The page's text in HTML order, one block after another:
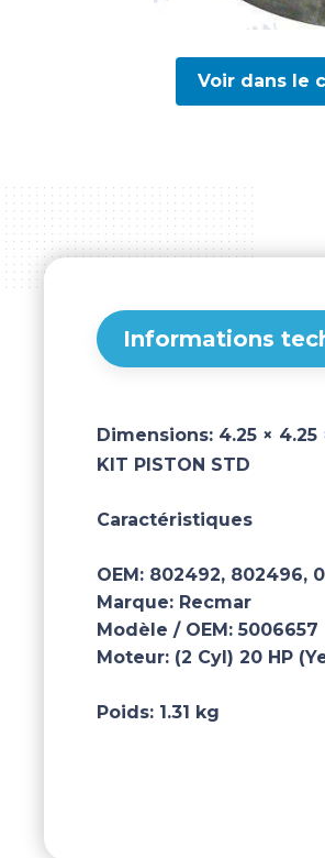
Voir dans le
Informations
Dimensions: 4.25 × 4.25
KIT PISTON STD
Caractéristiques
OEM: 802492, 802496,
Marque: Recmar
Modèle / OEM: 5006657
Moteur: (2 Cyl) 20 HP
Poids: 1.31 kg